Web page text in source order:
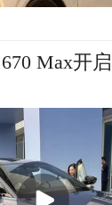
Max开